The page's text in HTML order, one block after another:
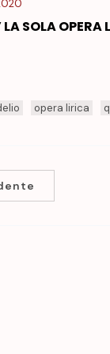
LA SOLA
opera lirica